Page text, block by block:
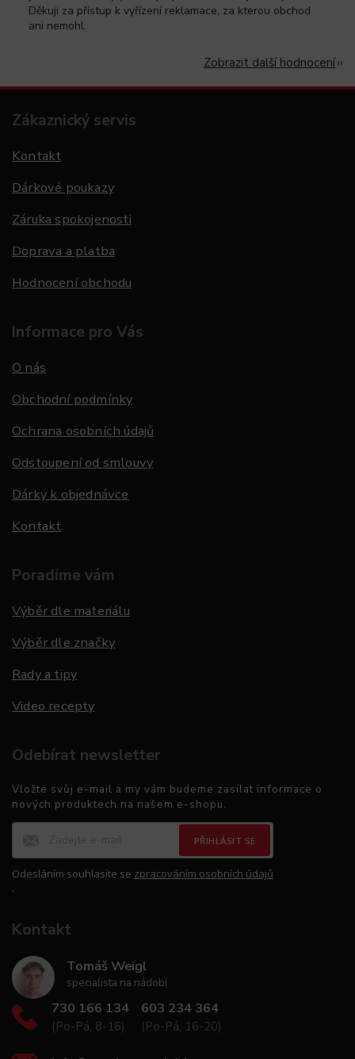
Děkuji za přístup k vyřízení reklamace, za kterou obchod
ani nemohl.
Zobrazit další hodnocení
Zákaznický servis
Kontakt
Dárkové poukazy
Záruka spokojenosti
Doprava a platba
Hodnocení obchodu
Informace pro Vás
O nás
Obchodní podmínky
Ochrana osobních údajů
Odstoupení od smlouvy
Dárky k objednávce
Kontakt
Poradíme vám
Výběr dle materiálu
Výběr dle značky
Rady a tipy
Video recepty
Odebírat newsletter
Vložte svůj e-mail a my vám budeme zasílat informace o
nových produktech na našem e-shopu.
PŘIHLÁSIT SE
Odesláním souhlasíte se zpracováním osobních údajů
.
Kontakt
Tomáš Weigl
specialista na nádobí
730 166 134
(Po-Pá, 8-16)
603 234 364
(Po-Pá, 16-20)